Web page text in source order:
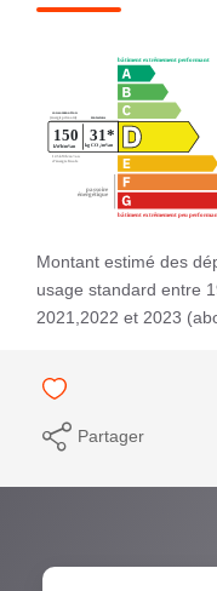
Montant estimé des
usage standard entre
2021,2022 et 2023
Partager